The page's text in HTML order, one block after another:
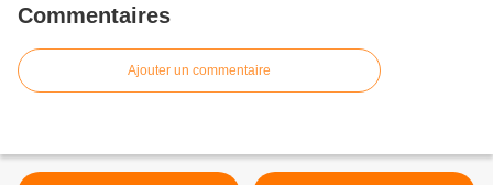
Commentaires
Ajouter un commentaire